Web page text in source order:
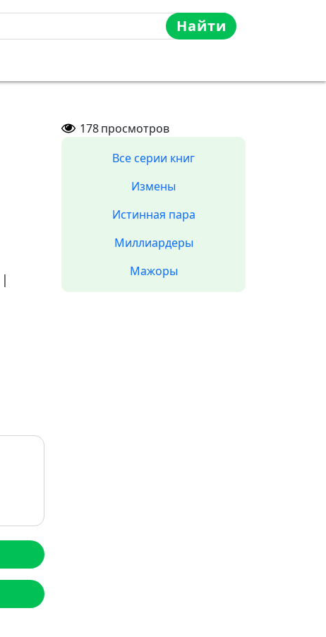
Найти
|
178просмотров
Все серии книг
Измены
Истинная пара
Миллиардеры
Мажоры